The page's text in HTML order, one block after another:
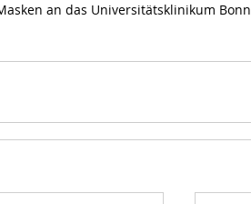
an das Universitätsklinikum Bonn